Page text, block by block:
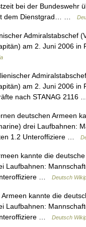
bei der Bundeswehr
dem Dienstgrad… …
Admiralstabschef
am 2. Juni 2006 in
am 2. Juni 2006 in
nach STANAG 2116
deutschen Armeen
drei Laufbahnen:
1.2 Unteroffiziere …
kannte die
Laufbahnen:
…
Deutsch
kannte die
Laufbahnen:
…
Deutsch